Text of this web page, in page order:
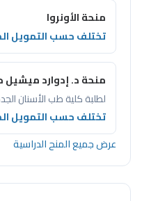
منحة الأونروا
تختلف حسب التمويل
منحة د. إدوارد
لطلبة كلية طب الأسنان
تختلف حسب التمويل
عرض جميع المنح الدراسية